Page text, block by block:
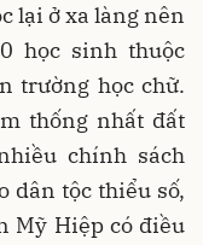
lại ở xa làng nên
học sinh thuộc
trường học chữ.
thống nhất đất
chính sách
dân tộc thiểu số,
Mỹ Hiệp có điều